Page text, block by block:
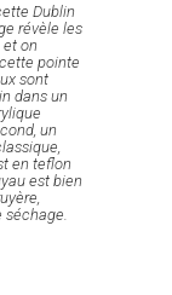
Dublin
révèle les
on
pointe
sont
dans un
un
en teflon
est bien
séchage.